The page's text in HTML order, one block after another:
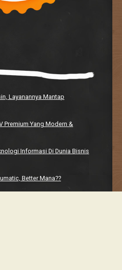
Layanannya Mantap
Premium Yang Modern &
Informasi Di Dunia Bisnis
Better Mana??